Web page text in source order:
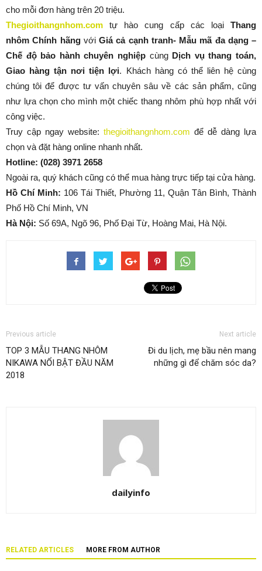
cho mỗi đơn hàng trên 20 triệu.
Thegioithangnhom.comtự hào cung cấp các loạiThang
nhôm Chính hãngvới Giá cả cạnh tranh- Mẫu mã đa dạng –
Chế độ bảo hành chuyên nghiệp cùng Dịch vụ thang toán,
Giao hàng tận nơi tiện lợi. Khách hàng có thể liên hệ cùng
chúng tôi để được tư vấn chuyên sâu về các sản phẩm, cũng
như lựa chọn cho mình một chiếc thang nhôm phù hợp nhất với
công việc.
Truy cập ngay website: thegioithangnhom.com để dễ dàng lựa
chọn và đặt hàng online nhanh nhất.
Hotline: (028) 3971 2658
Ngoài ra, quý khách cũng có thể mua hàng trực tiếp tại cửa hàng.
Hồ Chí Minh: 106 Tái Thiết, Phường 11, Quận Tân Bình, Thành
Phố Hồ Chí Minh, VN
Hà Nội: Số 69A, Ngõ 96, Phố Đại Từ, Hoàng Mai, Hà Nội.
Previous article
TOP 3 MẪU THANG NHÔM
NIKAWA NỔI BẬT ĐẦU NĂM
2018
Next article
Đi du lịch, mẹ bầu nên mang
những gì để chăm sóc da?
dailyinfo
RELATED ARTICLES MORE FROM AUTHOR